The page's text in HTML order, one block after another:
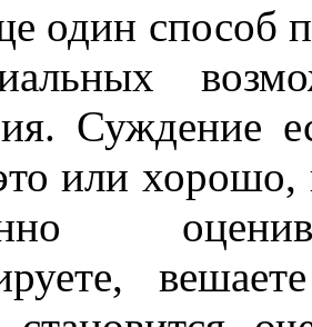
один способ
Суждение
или хорошо,